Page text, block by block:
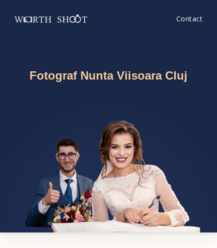
Contact
Fotograf Nunta Viisoara Cluj